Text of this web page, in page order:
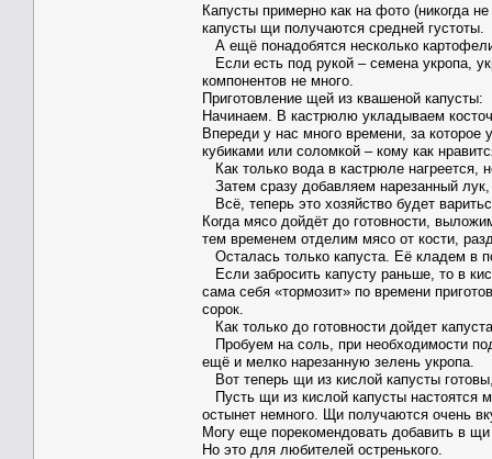
Капусты примерно как на фото (никогда
капусты щи получаются средней густоты.
А ещё понадобятся несколько
Если есть под рукой – семена укропа,
компонентов не много.
Приготовление щей из квашеной капусты:
Начинаем. В кастрюлю укладываем
Впереди у нас много времени, за
кубиками или соломкой – кому как
Как только вода в кастрюле нагреется,
Затем сразу добавляем нарезанный
Всё, теперь это хозяйство будет
Когда мясо дойдёт до готовности,
тем временем отделим мясо от кости,
Осталась только капуста. Её кладем в
Если забросить капусту раньше, то в
сама себя «тормозит» по времени
сорок.
Как только до готовности дойдет
Пробуем на соль, при необходимости
ещё и мелко нарезанную зелень укропа.
Вот теперь щи из кислой капусты
Пусть щи из кислой капусты настоятся
остынет немного. Щи получаются очень
Могу еще порекомендовать добавить в
Но это для любителей остренького.